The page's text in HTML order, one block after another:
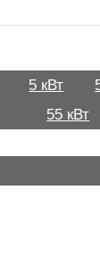
5 кВт
55 кВт